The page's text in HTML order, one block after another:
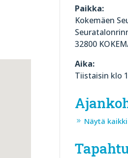
Paikka:
Kokemäen
32800
Aika:
Tiistaisin klo
Näytä kaikki